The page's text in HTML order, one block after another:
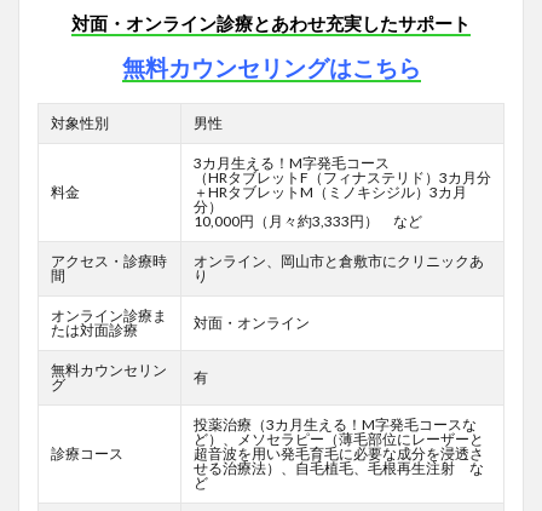
対面・オンライン診療とあわせ充実したサポート
無料カウンセリングはこちら
対象性別 男性
料金
3カ月生える！M字発毛コース
（HRタブレットF （フィナステリド）3カ月分
＋HRタブレットM（ミノキシジル）3カ月
分）
10,000円（月々約3,333円） など
アクセス・診療時
間
オンライン、岡山市と倉敷市にクリニックあ
り
オンライン診療ま
たは対面診療
対面・オンライン
無料カウンセリン
グ
有
診療コース
投薬治療（3カ月生える！M字発毛コースな
ど）、メソセラピー（薄毛部位にレーザーと
超音波を用い発毛育毛に必要な成分を浸透さ
せる治療法）、自毛植毛、毛根再生注射 な
ど